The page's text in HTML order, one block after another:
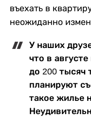
въехать в
неожиданно
У наших
что в
до 200 тысяч
планируют
такое жилье